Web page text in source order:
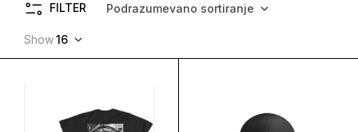
FILTER Podrazumevano sortiranje
Show16